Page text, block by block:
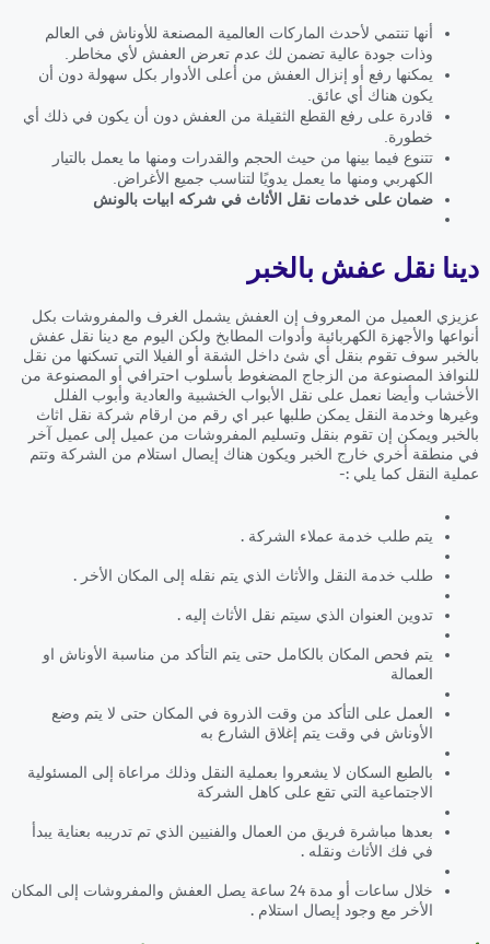
أنها تنتمي لأحدث الماركات العالمية المصنعة للأوناش في العالم
وذات جودة عالية تضمن لك عدم تعرض العفش لأي مخاطر.
يمكنها رفع أو إنزال العفش من أعلى الأدوار بكل سهولة دون أن
يكون هناك أي عائق.
قادرة على رفع القطع الثقيلة من العفش دون أن يكون في ذلك أي
خطورة.
تتنوع فيما بينها من حيث الحجم والقدرات ومنها ما يعمل بالتيار
الكهربي ومنها ما يعمل يدويًا لتناسب جميع الأغراض.
ضمان على خدمات نقل الأثاث في شركه ابيات بالونش
دينا نقل عفش بالخبر
عزيزي العميل من المعروف إن العفش يشمل الغرف والمفروشات بكل
أنواعها والأجهزة الكهربائية وأدوات المطابخ ولكن اليوم مع دينا نقل عفش
بالخبر سوف تقوم بنقل أي شئ داخل الشقة أو الفيلا التي تسكنها من نقل
للنوافذ المصنوعة من الزجاج المضغوط بأسلوب احترافي أو المصنوعة من
الأخشاب وأيضا نعمل على نقل الأبواب الخشبية والعادية وأبوب الفلل
وغيرها وخدمة النقل يمكن طلبها عبر اي رقم من ارقام شركة نقل اثاث
بالخبر ويمكن إن تقوم بنقل وتسليم المفروشات من عميل إلى عميل آخر
في منطقة أخري خارج الخبر ويكون هناك إيصال استلام من الشركة وتتم
عملية النقل كما يلي :-
يتم طلب خدمة عملاء الشركة .
طلب خدمة النقل والأثاث الذي يتم نقله إلى المكان الأخر .
تدوين العنوان الذي سيتم نقل الأثاث إليه .
يتم فحص المكان بالكامل حتى يتم التأكد من مناسبة الأوناش او
العمالة
العمل على التأكد من وقت الذروة في المكان حتى لا يتم وضع
الأوناش في وقت يتم إغلاق الشارع به
بالطبع السكان لا يشعروا بعملية النقل وذلك مراعاة إلى المسئولية
الاجتماعية التي تقع على كاهل الشركة
بعدها مباشرة فريق من العمال والفنيين الذي تم تدريبه بعناية يبدأ
في فك الأثاث ونقله .
خلال ساعات أو مدة 24 ساعة يصل العفش والمفروشات إلى المكان
الأخر مع وجود إيصال استلام .